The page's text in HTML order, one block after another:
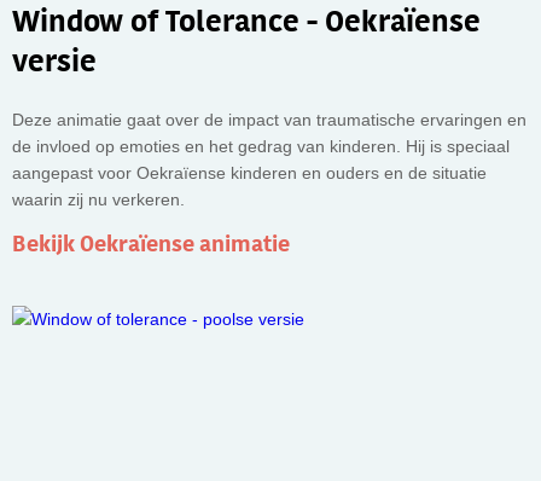
Window of Tolerance - Oekraïense
versie
Deze animatie gaat over de impact van traumatische ervaringen en
de invloed op emoties en het gedrag van kinderen. Hij is speciaal
aangepast voor Oekraïense kinderen en ouders en de situatie
waarin zij nu verkeren.
Bekijk Oekraïense animatie